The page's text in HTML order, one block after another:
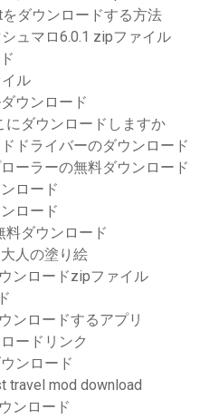
ダウンロードする方法
ュマロ6.0.1 zipファイル
ル
ウンロード
にダウンロードしますか
ドライバーのダウンロード
ーラーの無料ダウンロード
ロード
ロード
料ダウンロード
人の塗り絵
ンロードzipファイル
ンロードするアプリ
ードリンク
ンロード
travel mod download
ンロード